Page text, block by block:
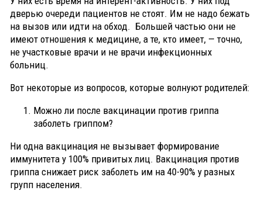
дверью очереди пациентов не стоят. Им не надо бежать
на вызов или идти на обход. Большей частью они не
имеют отношения к медицине, а те, кто имеет, — точно,
не участковые врачи и не врачи инфекционных
больниц.
Вот некоторые из вопросов, которые волнуют родителей:
Можно ли после вакцинации против гриппа
заболеть гриппом?
Ни одна вакцинация не вызывает формирование
иммунитета у 100% привитых лиц. Вакцинация против
гриппа снижает риск заболеть им на 40-90% у разных
групп населения.